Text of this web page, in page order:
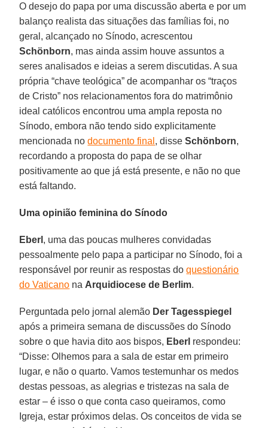
O desejo do papa por uma discussão aberta e por um
balanço realista das situações das famílias foi, no
geral, alcançado no Sínodo, acrescentou
Schönborn, mas ainda assim houve assuntos a
seres analisados e ideias a serem discutidas. A sua
própria “chave teológica” de acompanhar os “traços
de Cristo” nos relacionamentos fora do matrimônio
ideal católicos encontrou uma ampla reposta no
Sínodo, embora não tendo sido explicitamente
mencionada nodocumento final , disseSchönborn,
recordando a proposta do papa de se olhar
positivamente ao que já está presente, e não no que
está faltando.
Uma opinião feminina do Sínodo
Eberl , uma das poucas mulheres convidadas
pessoalmente pelo papa a participar no Sínodo, foi a
responsável por reunir as respostas doquestionário
do Vaticano na Arquidiocese de Berlim.
Perguntada pelo jornal alemão Der Tagesspiegel
após a primeira semana de discussões do Sínodo
sobre o que havia dito aos bispos, Eberl respondeu:
“Disse: Olhemos para a sala de estar em primeiro
lugar, e não o quarto. Vamos testemunhar os medos
destas pessoas, as alegrias e tristezas na sala de
estar – é isso o que conta caso queiramos, como
Igreja, estar próximos delas. Os conceitos de vida se